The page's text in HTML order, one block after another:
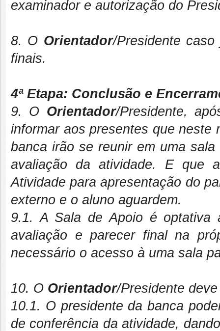
examinador e autorização do
8. O Orientador/Presidente
finais.
4ª Etapa: Conclusão e
9. O Orientador/Presidente,
informar aos presentes que neste
banca irão se reunir em uma
avaliação da atividade. E que
Atividade para apresentação do
externo e o aluno aguardem.
9.1. A Sala de Apoio é optativa
avaliação e parecer final na
necessário o acesso à uma sala
10. O Orientador/Presidente
10.1. O presidente da banca
de conferência da atividade,